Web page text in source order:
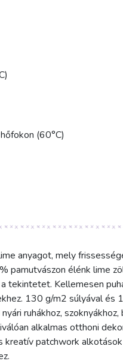
(60°C)
anyagot, mely
pamutvászon élénk lime
tekintetet. Kellemesen
130 g/m2 súlyával és
ruhákhoz, szoknyákhoz,
alkalmas otthoni
patchwork